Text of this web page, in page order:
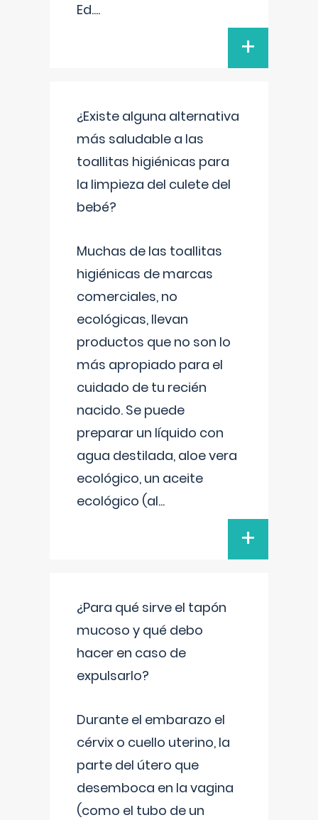
Ed....
+
¿Existe alguna alternativa
más saludable a las
toallitas higiénicas para
la limpieza del culete del
bebé?
Muchas de las toallitas
higiénicas de marcas
comerciales, no
ecológicas, llevan
productos que no son lo
más apropiado para el
cuidado de tu recién
nacido. Se puede
preparar un líquido con
agua destilada, aloe vera
ecológico, un aceite
ecológico (al...
+
¿Para qué sirve el tapón
mucoso y qué debo
hacer en caso de
expulsarlo?
Durante el embarazo el
cérvix o cuello uterino, la
parte del útero que
desemboca en la vagina
(como el tubo de un